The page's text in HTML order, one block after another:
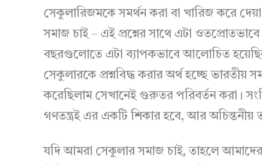
সেকুলারিজমকে সমর্থন করা বা খারিজ করে
সমাজ চাই – এই প্রশ্নের সাথে এটা
বছরগুলোতে এটা ব্যাপকভাবে আলোচিত হয়েছিল,
সেকুলারকে প্রশ্নবিদ্ধ করার অর্থ হচ্ছে ভারতীয়
করেছিলাম সেখানেই গুরুতর পরিবর্তন করা।
গণতন্ত্রই এর একটি শিকার হবে, আর
যদি আমরা সেকুলার সমাজ চাই, তাহলে আমাদের